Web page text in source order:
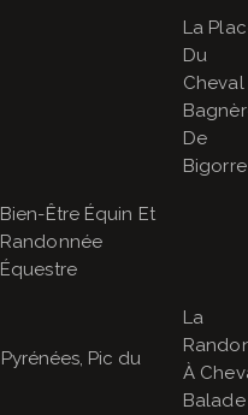
La
Du
Cheval
De
Bigorre
Bien-Être Équin Et
Randonnée
Équestre
La
À